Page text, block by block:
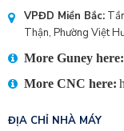
VPĐD Miền Bắc:
Thận, Phường Việt
More Guney here:
More CNC here:
ĐỊA CHỈ NHÀ MÁY